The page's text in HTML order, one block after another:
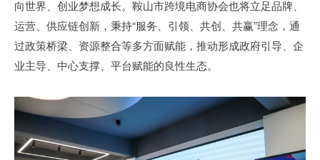
向世界、创业梦想成长。鞍山市跨境电商协会也将立足品牌、
运营、供应链创新，秉持“服务、引领、共创、共赢”理念，通
过政策桥梁、资源整合等多方面赋能，推动形成政府引导、企
业主导、中心支撑、平台赋能的良性生态。​